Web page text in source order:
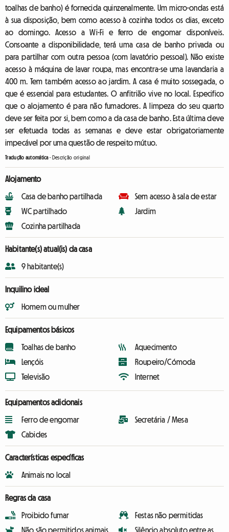
toalhas de banho) é fornecida quinzenalmente. Um micro-ondas está
à sua disposição, bem como acesso à cozinha todos os dias, exceto
ao domingo. Acesso a Wi-Fi e ferro de engomar disponíveis.
Consoante a disponibilidade, terá uma casa de banho privada ou
para partilhar com outra pessoa (com lavatório pessoal). Não existe
acesso à máquina de lavar roupa, mas encontra-se uma lavandaria a
400 m. Tem também acesso ao jardim. A casa é muito sossegada, o
que é essencial para estudantes. O anfitrião vive no local. Especifico
que o alojamento é para não fumadores. A limpeza do seu quarto
deve ser feita por si, bem como a da casa de banho. Esta última deve
ser efetuada todas as semanas e deve estar obrigatoriamente
impecável por uma questão de respeito mútuo.
Tradução automática- Descrição original
Alojamento
Casa de banho partilhada
WC partilhado
Cozinha partilhada
Sem acesso à sala de estar
Jardim
Habitante(s) atual(is) da casa
9 habitante(s)
Inquilino ideal
Homem ou mulher
Equipamentos básicos
Toalhas de banho
Lençóis
Televisão
Aquecimento
Roupeiro/Cómoda
Internet
Equipamentos adicionais
Ferro de engomar
Cabides
Secretária / Mesa
Características específicas
Animais no local
Regras da casa
Proibido fumar
Não são permitidos animais
Festas não permitidas
Silêncio absoluto entre as